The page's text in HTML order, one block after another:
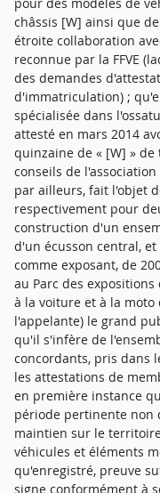
châssis [W] ainsi que
étroite collaboration
reconnue par la FFVE
des demandes
d'immatriculation) ;
spécialisée dans
attesté en mars 2014
quinzaine de « [W] » de
conseils de
par ailleurs, fait l'objet
respectivement pour
construction d'un
d'un écusson central,
comme exposant, de
au Parc des
à la voiture et à la moto
l'appelante) le grand
qu'il s'infère de
concordants, pris dans
les attestations de
en première instance
période pertinente non
maintien sur le
véhicules et éléments
qu'enregistré, preuve
signe conformément à